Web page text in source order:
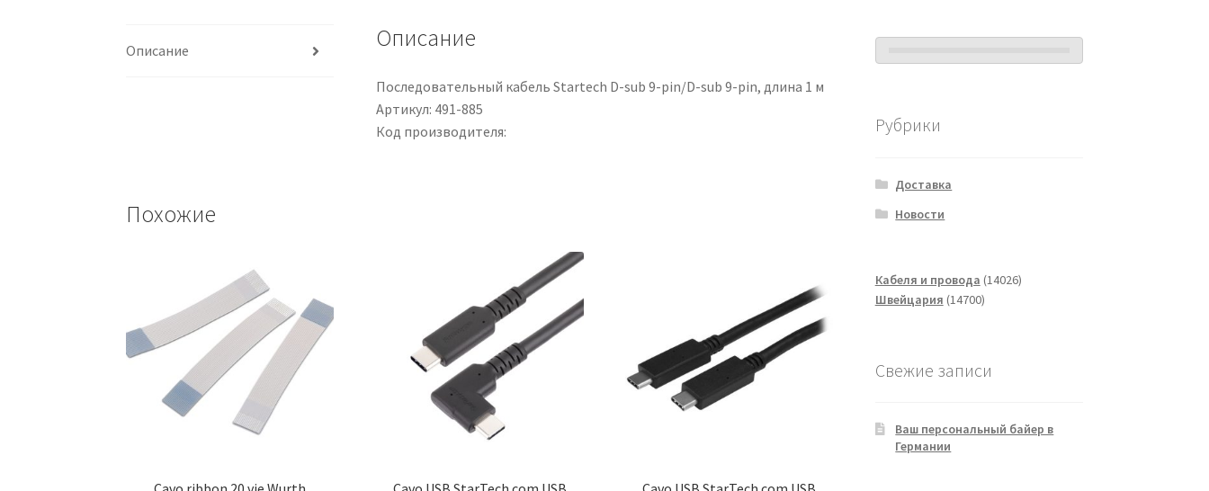
0,75
V,
6.7mm,
Описание Описание
Последовательный кабель Startech D-sub 9-pin/D-sub 9-pin, длина 1 м
Артикул: 491-885
Код производителя:
Похожие
Рубрики
Доставка
Новости
Кабеля и провода 1402614026
Швейцария 1470014700
Свежие записи
Ваш персональный байер в
Германии